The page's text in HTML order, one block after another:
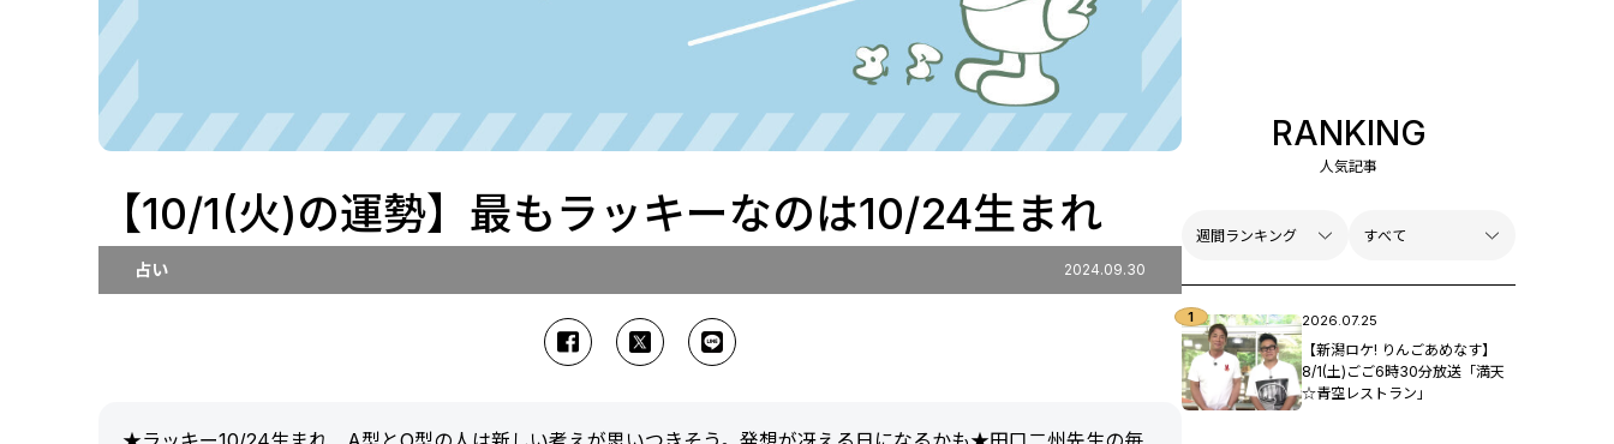
【10/1(火)の運勢】最もラッキーなのは10/24生まれ
占い 2024.09.30
RANKING
人気記事
2026.07.25
【新潟ロケ! りんごあめなす】
8/1(土)ごご6時30分放送「満天
☆青空レストラン」